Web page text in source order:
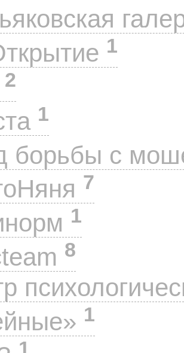
1
2
1
борьбы с
7
1
8
1
1